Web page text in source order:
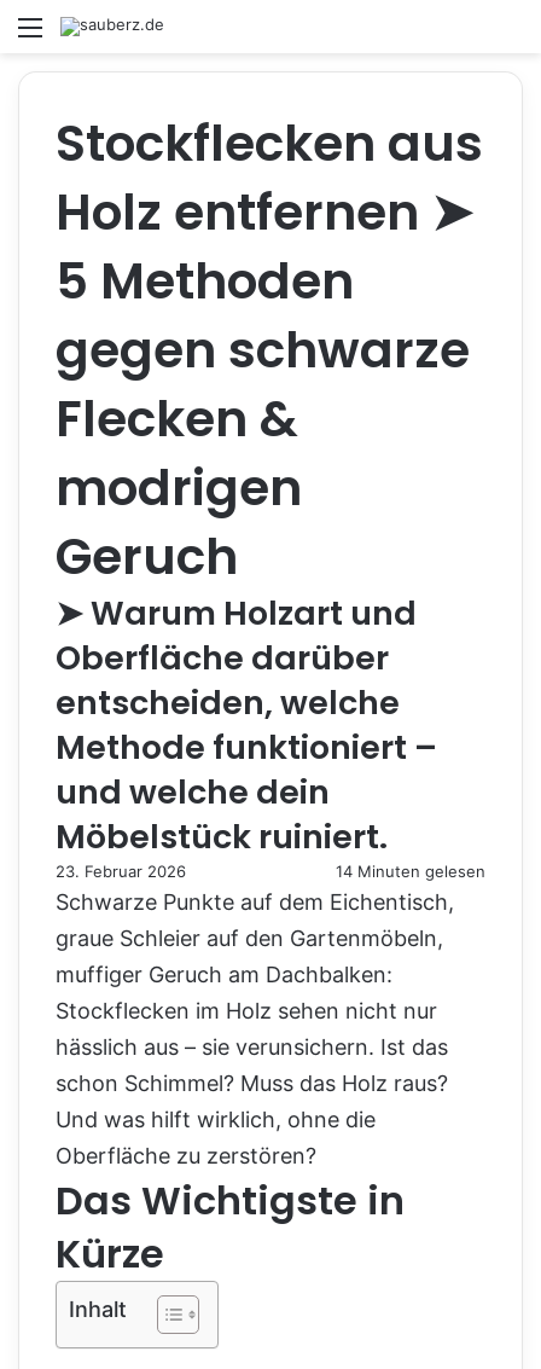
Menü
Stockflecken aus
Holz entfernen ➤
5 Methoden
gegen schwarze
Flecken &
modrigen
Geruch
➤ Warum Holzart und
Oberfläche darüber
entscheiden, welche
Methode funktioniert –
und welche dein
Möbelstück ruiniert.
23. Februar 2026 14 Minuten gelesen
Schwarze Punkte auf dem Eichentisch,
graue Schleier auf den Gartenmöbeln,
muffiger Geruch am Dachbalken:
Stockflecken im Holz sehen nicht nur
hässlich aus – sie verunsichern. Ist das
schon Schimmel? Muss das Holz raus?
Und was hilft wirklich, ohne die
Oberfläche zu zerstören?
Das Wichtigste in
Kürze
Inhalt